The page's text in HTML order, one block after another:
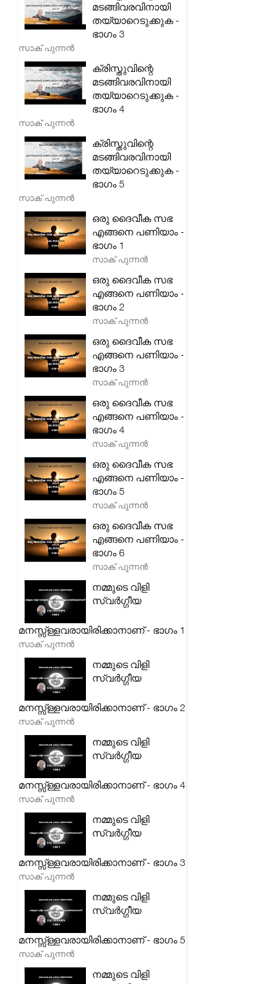
മടങ്ങിവരവിനായി
തയ്യാറെടുക്കുക -
ഭാഗം 3
സാക് പുന്നൻ
ക്രിസ്തുവിന്റെ
മടങ്ങിവരവിനായി
തയ്യാറെടുക്കുക -
ഭാഗം 4
സാക് പുന്നൻ
ക്രിസ്തുവിന്റെ
മടങ്ങിവരവിനായി
തയ്യാറെടുക്കുക -
ഭാഗം 5
സാക് പുന്നൻ
ഒരു ദൈവീക സഭ
എങ്ങനെ പണിയാം -
ഭാഗം 1
സാക് പുന്നൻ
ഒരു ദൈവീക സഭ
എങ്ങനെ പണിയാം -
ഭാഗം 2
സാക് പുന്നൻ
ഒരു ദൈവീക സഭ
എങ്ങനെ പണിയാം -
ഭാഗം 3
സാക് പുന്നൻ
ഒരു ദൈവീക സഭ
എങ്ങനെ പണിയാം -
ഭാഗം 4
സാക് പുന്നൻ
ഒരു ദൈവീക സഭ
എങ്ങനെ പണിയാം -
ഭാഗം 5
സാക് പുന്നൻ
ഒരു ദൈവീക സഭ
എങ്ങനെ പണിയാം -
ഭാഗം 6
സാക് പുന്നൻ
നമ്മുടെ വിളി
സ്വർഗ്ഗീയ
മനസ്സ്ള്ളവരായിരിക്കാനാണ് - ഭാഗം 1
സാക് പുന്നൻ
നമ്മുടെ വിളി
സ്വർഗ്ഗീയ
മനസ്സ്ള്ളവരായിരിക്കാനാണ് - ഭാഗം 2
സാക് പുന്നൻ
നമ്മുടെ വിളി
സ്വർഗ്ഗീയ
മനസ്സ്ള്ളവരായിരിക്കാനാണ് - ഭാഗം 4
സാക് പുന്നൻ
നമ്മുടെ വിളി
സ്വർഗ്ഗീയ
മനസ്സ്ള്ളവരായിരിക്കാനാണ് - ഭാഗം 3
സാക് പുന്നൻ
നമ്മുടെ വിളി
സ്വർഗ്ഗീയ
മനസ്സ്ള്ളവരായിരിക്കാനാണ് - ഭാഗം 5
സാക് പുന്നൻ
നമ്മുടെ വിളി